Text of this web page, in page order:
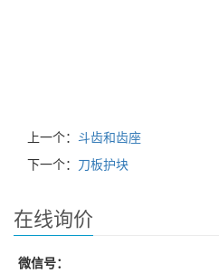
上一个： 斗齿和齿座
下一个： 刀板护块
在线询价
微信号：